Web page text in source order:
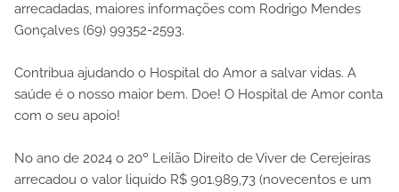
arrecadadas, maiores informações com Rodrigo Mendes
Gonçalves (69) 99352-2593.
Contribua ajudando o Hospital do Amor a salvar vidas. A
saúde é o nosso maior bem. Doe! O Hospital de Amor conta
com o seu apoio!
No ano de 2024 o 20º Leilão Direito de Viver de Cerejeiras
arrecadou o valor liquido R$ 901.989,73 (novecentos e um